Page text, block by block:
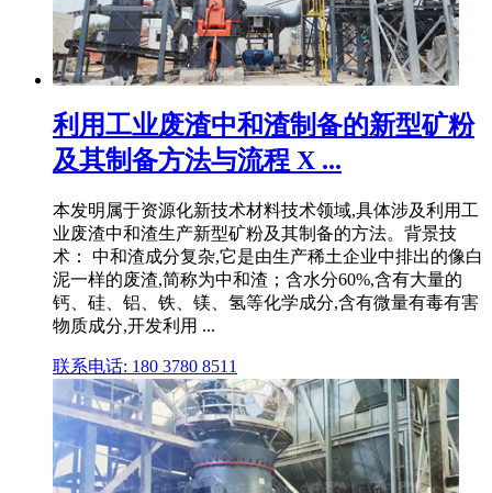
利用工业废渣中和渣制备的新型矿粉
及其制备方法与流程 X ...
本发明属于资源化新技术材料技术领域,具体涉及利用工
业废渣中和渣生产新型矿粉及其制备的方法。背景技
术： 中和渣成分复杂,它是由生产稀土企业中排出的像白
泥一样的废渣,简称为中和渣；含水分60%,含有大量的
钙、硅、铝、铁、镁、氢等化学成分,含有微量有毒有害
物质成分,开发利用 ...
联系电话: 180 3780 8511